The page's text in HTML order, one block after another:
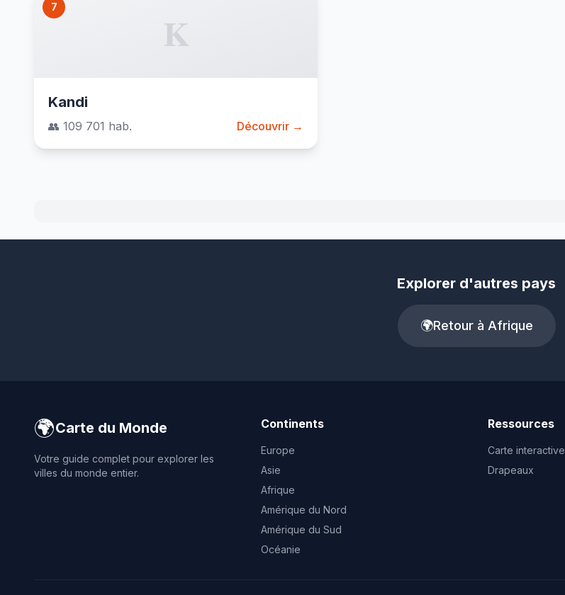
7
K
Kandi
👥 109 701 hab. Découvrir →
Explorer d'autres pays
🌍Retour à Afrique
🌍Carte du Monde
Votre guide complet pour explorer les
villes du monde entier.
Continents
Europe
Asie
Afrique
Amérique du Nord
Amérique du Sud
Océanie
Ressources
Carte interactive
Drapeaux